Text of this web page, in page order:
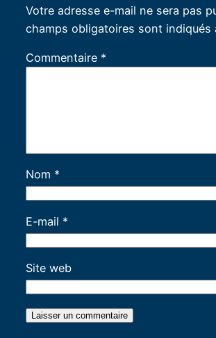
Votre adresse e-mail ne sera pas
champs obligatoires sont indiqués
Commentaire *
Nom *
E-mail *
Site web